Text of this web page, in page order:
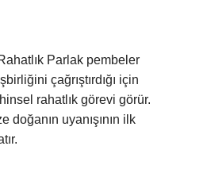
Parlak pembeler
çağrıştırdığı için
rahatlık görevi görür.
doğanın uyanışının ilk